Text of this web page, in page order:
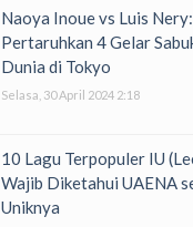
Naoya Inoue vs Luis
Pertaruhkan 4 Gelar
Dunia di Tokyo
Selasa, 30 April 2024 2:18
10 Lagu Terpopuler IU
Wajib Diketahui UAENA
Uniknya